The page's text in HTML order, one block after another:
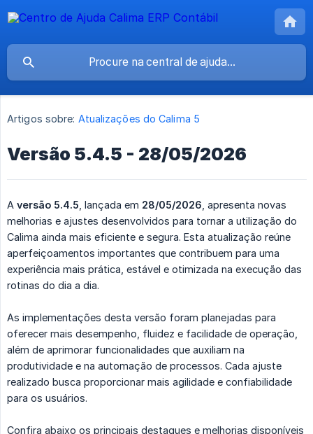
Artigos sobre: Atualizações do Calima 5
Versão 5.4.5 - 28/05/2026
A versão 5.4.5 , lançada em 28/05/2026 , apresenta novas
melhorias e ajustes desenvolvidos para tornar a utilização do
Calima ainda mais eficiente e segura. Esta atualização reúne
aperfeiçoamentos importantes que contribuem para uma
experiência mais prática, estável e otimizada na execução das
rotinas do dia a dia.
As implementações desta versão foram planejadas para
oferecer mais desempenho, fluidez e facilidade de operação,
além de aprimorar funcionalidades que auxiliam na
produtividade e na automação de processos. Cada ajuste
realizado busca proporcionar mais agilidade e confiabilidade
para os usuários.
Confira abaixo os principais destaques e melhorias disponíveis